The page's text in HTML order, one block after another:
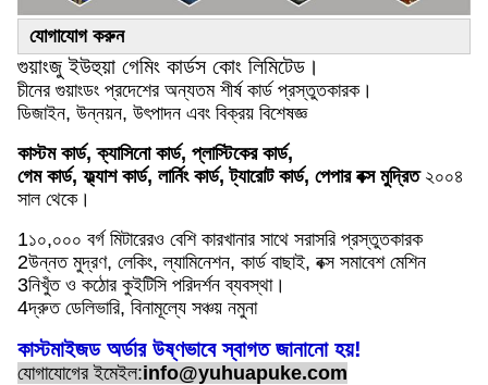
যোগাযোগ করুন
গুয়াংজু ইউহুয়া গেমিং কার্ডস কোং লিমিটেড।
চীনের গুয়াংডং প্রদেশের অন্যতম শীর্ষ কার্ড প্রস্তুতকারক।
ডিজাইন, উন্নয়ন, উৎপাদন এবং বিক্রয় বিশেষজ্ঞ
কাস্টম কার্ড, ক্যাসিনো কার্ড, প্লাস্টিকের কার্ড,
গেম কার্ড, ফ্ল্যাশ কার্ড, লার্নিং কার্ড, ট্যারোট কার্ড, পেপার বক্স মুদ্রিত ২০০৪
সাল থেকে।
1১০,০০০ বর্গ মিটারেরও বেশি কারখানার সাথে সরাসরি প্রস্তুতকারক
2উন্নত মুদ্রণ, লেকিং, ল্যামিনেশন, কার্ড বাছাই, বক্স সমাবেশ মেশিন
3নিখুঁত ও কঠোর কুইটিসি পরিদর্শন ব্যবস্থা।
4দ্রুত ডেলিভারি, বিনামূল্যে সঞ্চয় নমুনা
কাস্টমাইজড অর্ডার উষ্ণভাবে স্বাগত জানানো হয়!
যোগাযোগের ইমেইল:info@yuhuapuke.com